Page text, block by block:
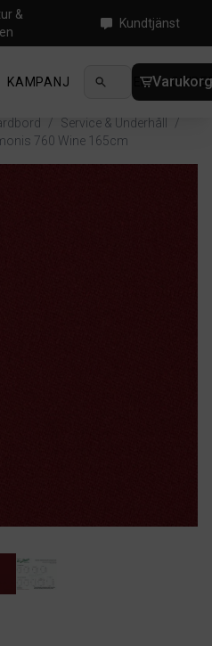
&
Kundtjänst
KAMPANJ NYHETER
/ Service & Underhåll
/
760 Wine 165cm